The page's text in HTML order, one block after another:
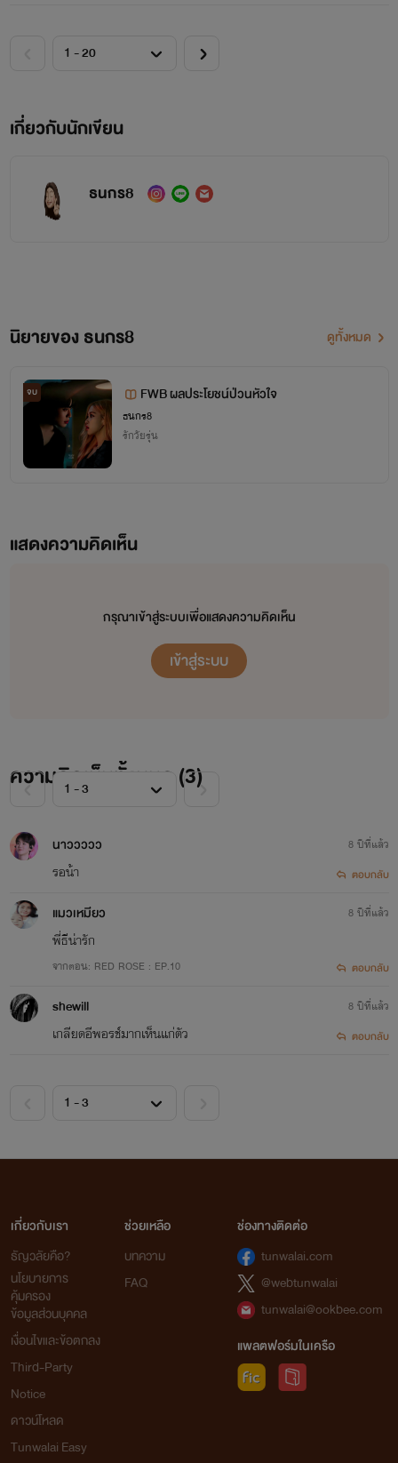
เพราะปลูกต้นรักกับ DJ ด้วยกันเกือบ 10 ปี ทีเดียวและอย่า
ที่มีพี่ๆน้องๆคอยตามใจ ความผิดหวังย่อมไม่เคยพบเจอ
ทั้ง Lucky in Game & Lucky in Love
"บุคคลในภาพไม่มีส่วนเกี่ยวข้องกับเนื้อเรื่อง เนื้อเรื่อง
นิยายเรื่องนี้เหมาะกับผู้ที่มีอายุ 18 ปีขึ้นไป เนื่องจากอาจจะมี
คำหยาบหรือข้อความที่ไม่เหมาะสม
ขอสงวนลิขสิทธิ์ตามพระราชบัญญัติพุทธศักราช 2557
ห้ามดัดแปลงบทความ คัดลอก หรือนำบางส่วนไปใช้ หรือ
นำไปเผยแพร่
ไม่ว่ากรณีใดๆทั้งสิ้นโดยไม่ได้รับอนุญาต หากฝ่าฝืนมีโทษ
บัญญัติไว้สูงสุดตามกฏหมาย พรบ. 2537
\-\-\-\-\-\-\-\-\-\-\-\-\-\-\-\-\-\-\-\-\-\-\-\-\-\-\-\-\-\-\-\-
\-\-\-\-\-\-\-\-\-\-\-\-\-\-\-\-\-\-\-\-\-\-\-\-\-\-\-\-\-\-\-\-
\-\-\-\-\-\-\-\-\-\-\-\-\-\-\-\-\-\-\-\-\-\-\-\-\-\-\-\-\-\-\-\-
\-\-\-\-\-\-\-\-\-\-\-\-
ตัวอย่าง
"ถ้าเธออยากจะให้พี่ช่วย ก็ได้สิ แต่มันก็ต้องมีข้อแลกเปลี่ยน
นะ"
อีนี่ตานี่จะเอาอะไรกันแน่เนี่ย ทำไมรอยยิ้มดูชั่วขนาดนี้
เกี่ยวกับนักเขียน
ธนกร8
นิยายของ ธนกร8 ดูทั้งหมด
จบ FWB ผลประโยชน์ป่วนหัวใจ
ธนกร8
รักวัยรุ่น
แสดงความคิดเห็น
กรุณาเข้าสู่ระบบเพื่อแสดงความคิดเห็น
เข้าสู่ระบบ
ความคิดเห็นทั้งหมด (3)
นาววววว
รอน้า
8 ปีที่แล้ว
ตอบกลับ
แมวเหมียว
พี่ธีน่ารัก
จากตอน: RED ROSE : EP.10
8 ปีที่แล้ว
ตอบกลับ
shewill
เกลียดอีพอรช์มากเห็นแก่ตัว
8 ปีที่แล้ว
ตอบกลับ
เกี่ยวกับเรา
ธัญวลัยคือ?
นโยบายการ
คุ้มครอง
ข้อมูลส่วนบุคคล
เงื่อนไขและข้อตกลง
Third-Party
Notice
ดาวน์โหลด
Tunwalai Easy
ช่วยเหลือ
บทความ
FAQ
ช่องทางติดต่อ
tunwalai.com
@webtunwalai
tunwalai@ookbee.com
แพลตฟอร์มในเครือ